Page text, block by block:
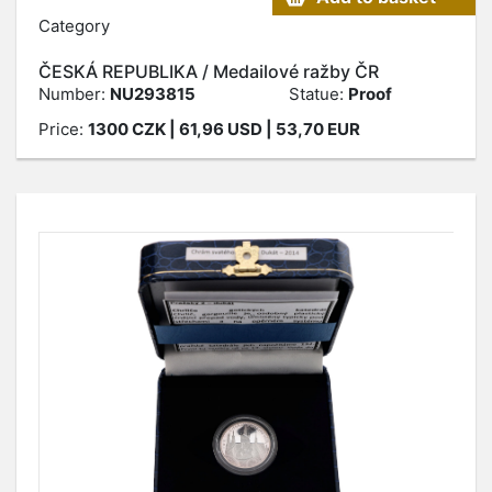
Category
ČESKÁ REPUBLIKA / Medailové ražby ČR
Number: NU293815 Statue: Proof
Price: 1300CZK | 61,96 USD | 53,70 EUR